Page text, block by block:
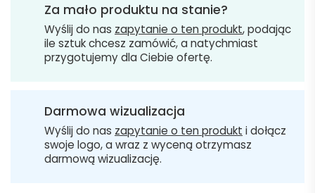
Za mało produktu na stanie?
Wyślij do nas zapytanie o ten produkt, podając
ile sztuk chcesz zamówić, a natychmiast
przygotujemy dla Ciebie ofertę.
Darmowa wizualizacja
Wyślij do nas zapytanie o ten produkt i dołącz
swoje logo, a wraz z wyceną otrzymasz
darmową wizualizację.